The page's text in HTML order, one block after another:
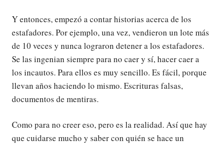
Y entonces, empezó a contar historias acerca de los
estafadores. Por ejemplo, una vez, vendieron un lote más
de 10 veces y nunca lograron detener a los estafadores.
Se las ingenian siempre para no caer y sí, hacer caer a
los incautos. Para ellos es muy sencillo. Es fácil, porque
llevan años haciendo lo mismo. Escrituras falsas,
documentos de mentiras.
Como para no creer eso, pero es la realidad. Así que hay
que cuidarse mucho y saber con quién se hace un